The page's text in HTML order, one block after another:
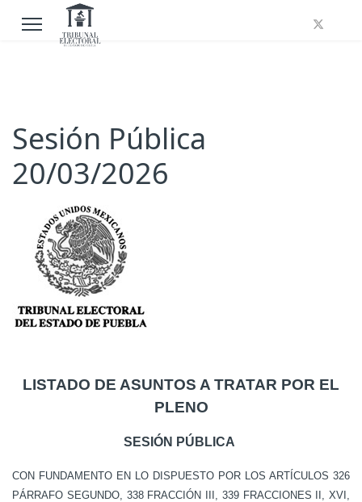
Sesión Pública
20/03/2026
LISTADO DE ASUNTOS A TRATAR POR EL
PLENO
SESIÓN PÚBLICA
CON FUNDAMENTO EN LO DISPUESTO POR LOS ARTÍCULOS 326
PÁRRAFO SEGUNDO, 338 FRACCIÓN III, 339 FRACCIONES II, XVI,